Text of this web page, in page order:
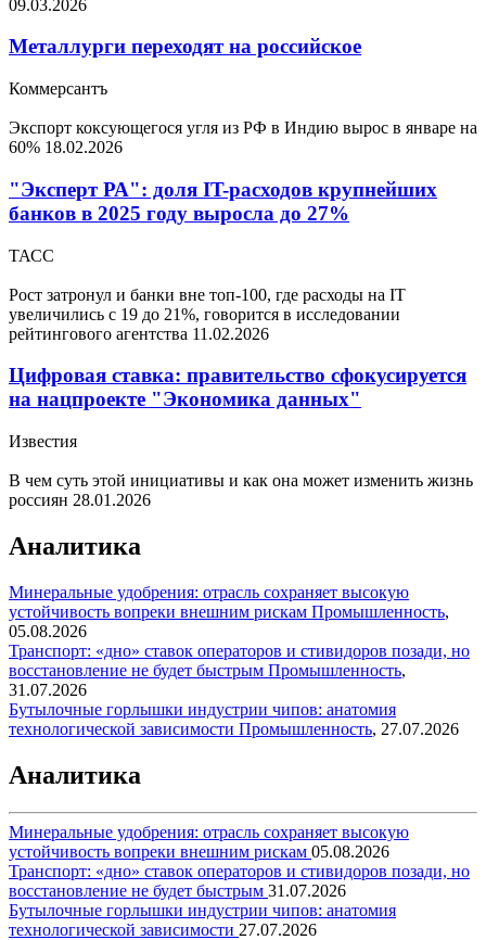
09.03.2026
Металлурги переходят на российское
Коммерсантъ
Экспорт коксующегося угля из РФ в Индию вырос в январе на
60% 18.02.2026
"Эксперт РА": доля IT-расходов крупнейших
банков в 2025 году выросла до 27%
ТАСС
Рост затронул и банки вне топ-100, где расходы на IT
увеличились с 19 до 21%, говорится в исследовании
рейтингового агентства 11.02.2026
Цифровая ставка: правительство сфокусируется
на нацпроекте "Экономика данных"
Известия
В чем суть этой инициативы и как она может изменить жизнь
россиян 28.01.2026
Аналитика
Минеральные удобрения: отрасль сохраняет высокую
устойчивость вопреки внешним рискам Промышленность,
05.08.2026
Транспорт: «дно» ставок операторов и стивидоров позади, но
восстановление не будет быстрым Промышленность,
31.07.2026
Бутылочные горлышки индустрии чипов: анатомия
технологической зависимости Промышленность, 27.07.2026
Аналитика
Минеральные удобрения: отрасль сохраняет высокую
устойчивость вопреки внешним рискам 05.08.2026
Транспорт: «дно» ставок операторов и стивидоров позади, но
восстановление не будет быстрым 31.07.2026
Бутылочные горлышки индустрии чипов: анатомия
технологической зависимости 27.07.2026